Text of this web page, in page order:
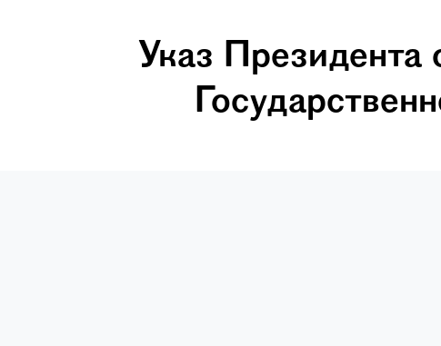
Указ Президента